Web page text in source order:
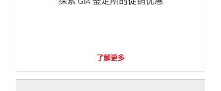
了解更多